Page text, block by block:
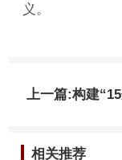
义。
上一篇:构建
相关推荐